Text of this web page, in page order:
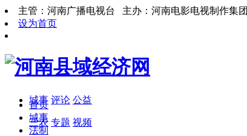
主管：河南广播电视台 主办：河南电影电视制作集团
设为首页
城事 评论 公益
三农 专题 视频
首页
城事
法制